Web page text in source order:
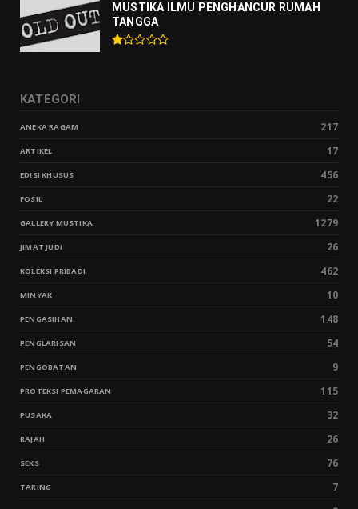
MUSTIKA ILMU PENGHANCUR RUMAH
TANGGA
KATEGORI
ANEKA RAGAM 217
ARTIKEL 17
EDISI KHUSUS 456
FOSIL 22
GALLERY MUSTIKA 1279
JIMAT JUDI 26
KOLEKSI PRIBADI 462
MINYAK 10
PENGASIHAN 148
PENGLARISAN 54
PENGOBATAN 9
PROTEKSI PEMAGARAN 115
PUSAKA 32
RAJAH 26
SEKS 76
TARING 7